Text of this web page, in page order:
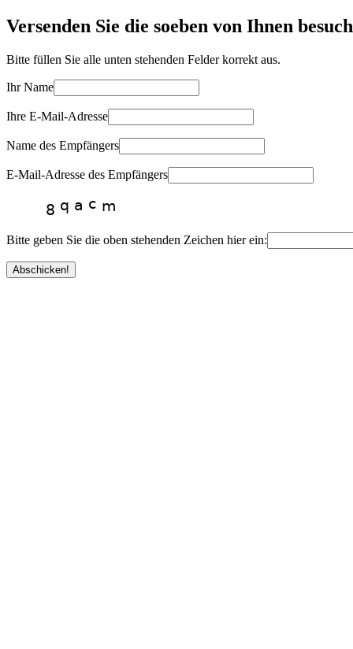
Versenden Sie die soeben von Ihnen
Bitte füllen Sie alle unten stehenden Felder korrekt aus.
Ihr Name
Ihre E-Mail-Adresse
Name des Empfängers
E-Mail-Adresse des Empfängers
Bitte geben Sie die oben stehenden Zeichen hier ein: